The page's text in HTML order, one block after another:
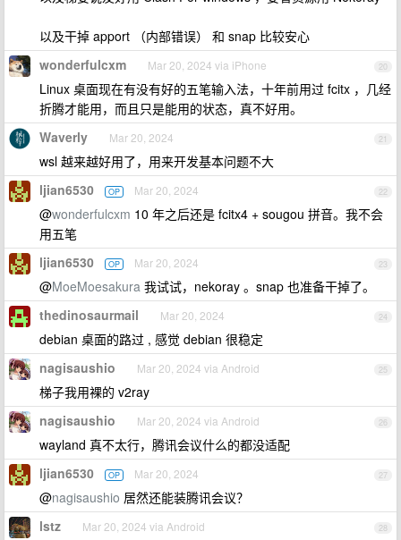
以及干掉 apport （内部错误） 和 snap 比较安心
20
wonderfulcxm Mar 20, 2024 via iPhone
Linux 桌面现在有没有好的五笔输入法，十年前用过 fcitx ，几经
折腾才能用，而且只是能用的状态，真不好用。
21
Waverly Mar 20, 2024
wsl 越来越好用了，用来开发基本问题不大
22
ljian6530 OP Mar 20, 2024
@wonderfulcxm 10 年之后还是 fcitx4 + sougou 拼音。我不会
用五笔
23
ljian6530 OP Mar 20, 2024
@MoeMoesakura 我试试，nekoray 。snap 也准备干掉了。
24
thedinosaurmail Mar 20, 2024
debian 桌面的路过 , 感觉 debian 很稳定
25
nagisaushio Mar 20, 2024 via Android
梯子我用裸的 v2ray
26
nagisaushio Mar 20, 2024 via Android
wayland 真不太行，腾讯会议什么的都没适配
27
ljian6530 OP Mar 20, 2024
@nagisaushio 居然还能装腾讯会议？
28
lstz Mar 20, 2024 via Android